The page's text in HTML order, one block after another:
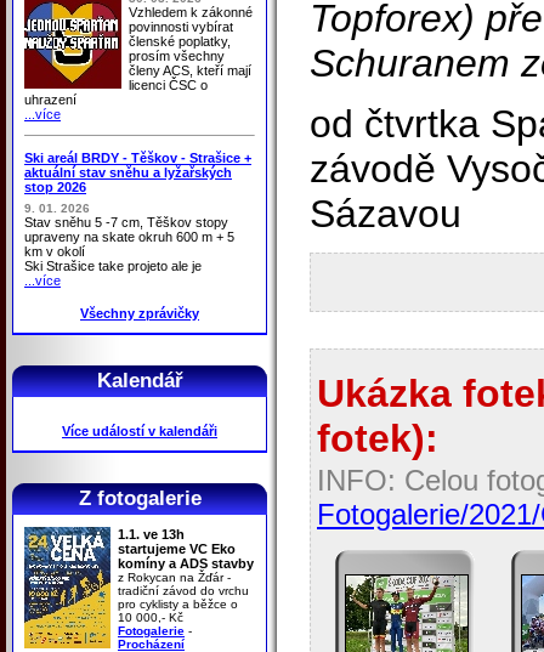
Vzhledem k zákonné
povinnosti vybírat
členské poplatky,
prosím všechny
členy ACS, kteří mají
licenci ČSC o
uhrazení
...více
Ski areál BRDY - Těškov - Strašice +
aktuální stav sněhu a lyžařských
stop 2026
9. 01. 2026
Stav sněhu 5 -7 cm, Těškov stopy
upraveny na skate okruh 600 m + 5
km v okolí
Ski Strašice take projeto ale je
...více
Všechny zprávičky
Kalendář
Více událostí v kalendáři
Z fotogalerie
1.1. ve 13h
startujeme VC Eko
komíny a ADS stavby
z Rokycan na Žďár -
tradiční závod do vrchu
pro cyklisty a běžce o
10 000,- Kč
Fotogalerie -
Procházení
Topforex)
Schuranem
od čtvrtka
závodě
Sázavou
Ukázka
fotek):
INFO: Celou
Fotogalerie/